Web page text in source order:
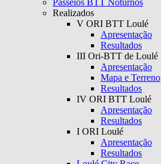
Realizados
V ORI BTT Loulé
Apresentação
Resultados
III Ori-BTT de Loulé
Apresentação
Mapa e Terreno
Resultados
IV ORI BTT Loulé
Apresentação
Resultados
I ORI Loulé
Apresentação
Resultados